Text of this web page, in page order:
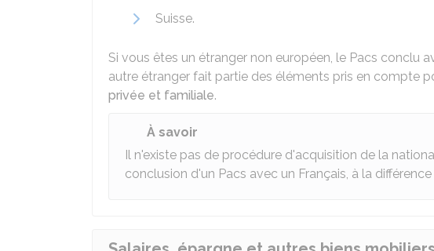
Suisse.
Si vous êtes un étranger non européen, le Pacs conclu
autre étranger fait partie des éléments pris en compte
privée et familiale.
À savoir
Il n'existe pas de procédure d'acquisition de la
conclusion d'un Pacs avec un Français, à la